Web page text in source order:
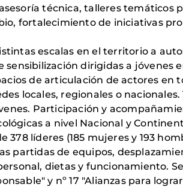
técnica, talleres temáticos
fortalecimiento de iniciativas
escalas en el territorio a
sensibilización dirigidas a jóvenes
de articulación de actores en
locales, regionales o
Participación y
a nivel Nacional y
378 líderes (185 mujeres y 193
partidas de equipos,
dietas y funcionamiento.
y nº 17 "Alianzas para